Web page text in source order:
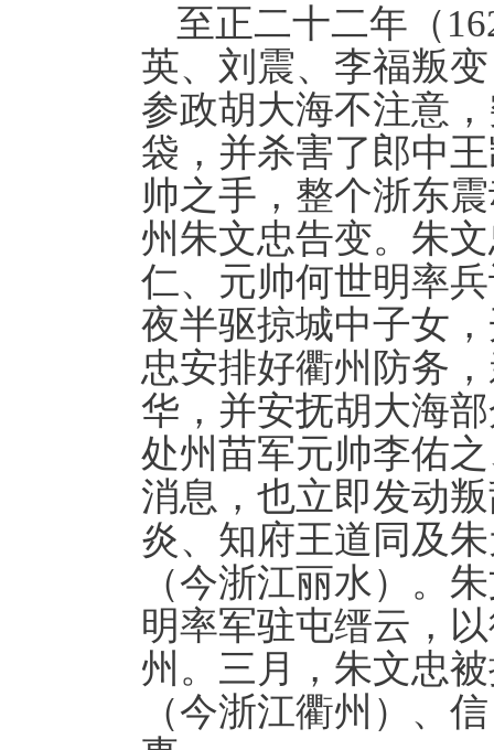
至正二十二年（
英、刘震、李福叛
参政胡大海不注意
袋，并杀害了郎中
帅之手，整个浙东
州朱文忠告变。朱
仁、元帅何世明率
夜半驱掠城中子女
忠安排好衢州防务
华，并安抚胡大海
处州苗军元帅李佑
消息，也立即发动
炎、知府王道同及
（今浙江丽水）。
明率军驻屯缙云，
州。三月，朱文忠
（今浙江衢州）、